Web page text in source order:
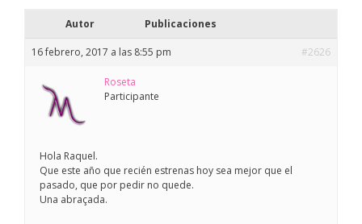
Autor Publicaciones
16 febrero, 2017 a las 8:55 pm #2626
Roseta
Participante
Hola Raquel.
Que este año que recién estrenas hoy sea mejor que el
pasado, que por pedir no quede.
Una abraçada.